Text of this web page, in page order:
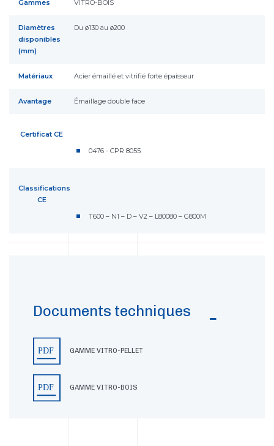
Gammes VITRO-BOIS
Diamètres
disponibles
(mm)
Du ø130 au ø200
Matériaux Acier émaillé et vitrifié forte épaisseur
Avantage Émaillage double face
Certificat CE
0476 - CPR 8055
Classifications
CE
T600 – N1 – D – V2 – L80080 – G800M
Documents techniques
GAMME VITRO-PELLET
GAMME VITRO-BOIS